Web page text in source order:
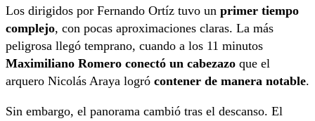
Los dirigidos por Fernando Ortíz tuvo un primer tiempo
complejo, con pocas aproximaciones claras. La más
peligrosa llegó temprano, cuando a los 11 minutos
Maximiliano Romero conectó un cabezazo que el
arquero Nicolás Araya logró contener de manera notable.
Sin embargo, el panorama cambió tras el descanso. El